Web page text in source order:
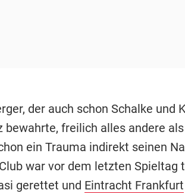
der auch schon Schalke und
bewahrte, freilich alles andere
ein Trauma indirekt seinen
war vor dem letzten Spieltag
gerettet und Eintracht Frankfurt